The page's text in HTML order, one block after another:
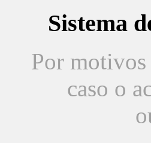
Sistema
Por motivos
caso o